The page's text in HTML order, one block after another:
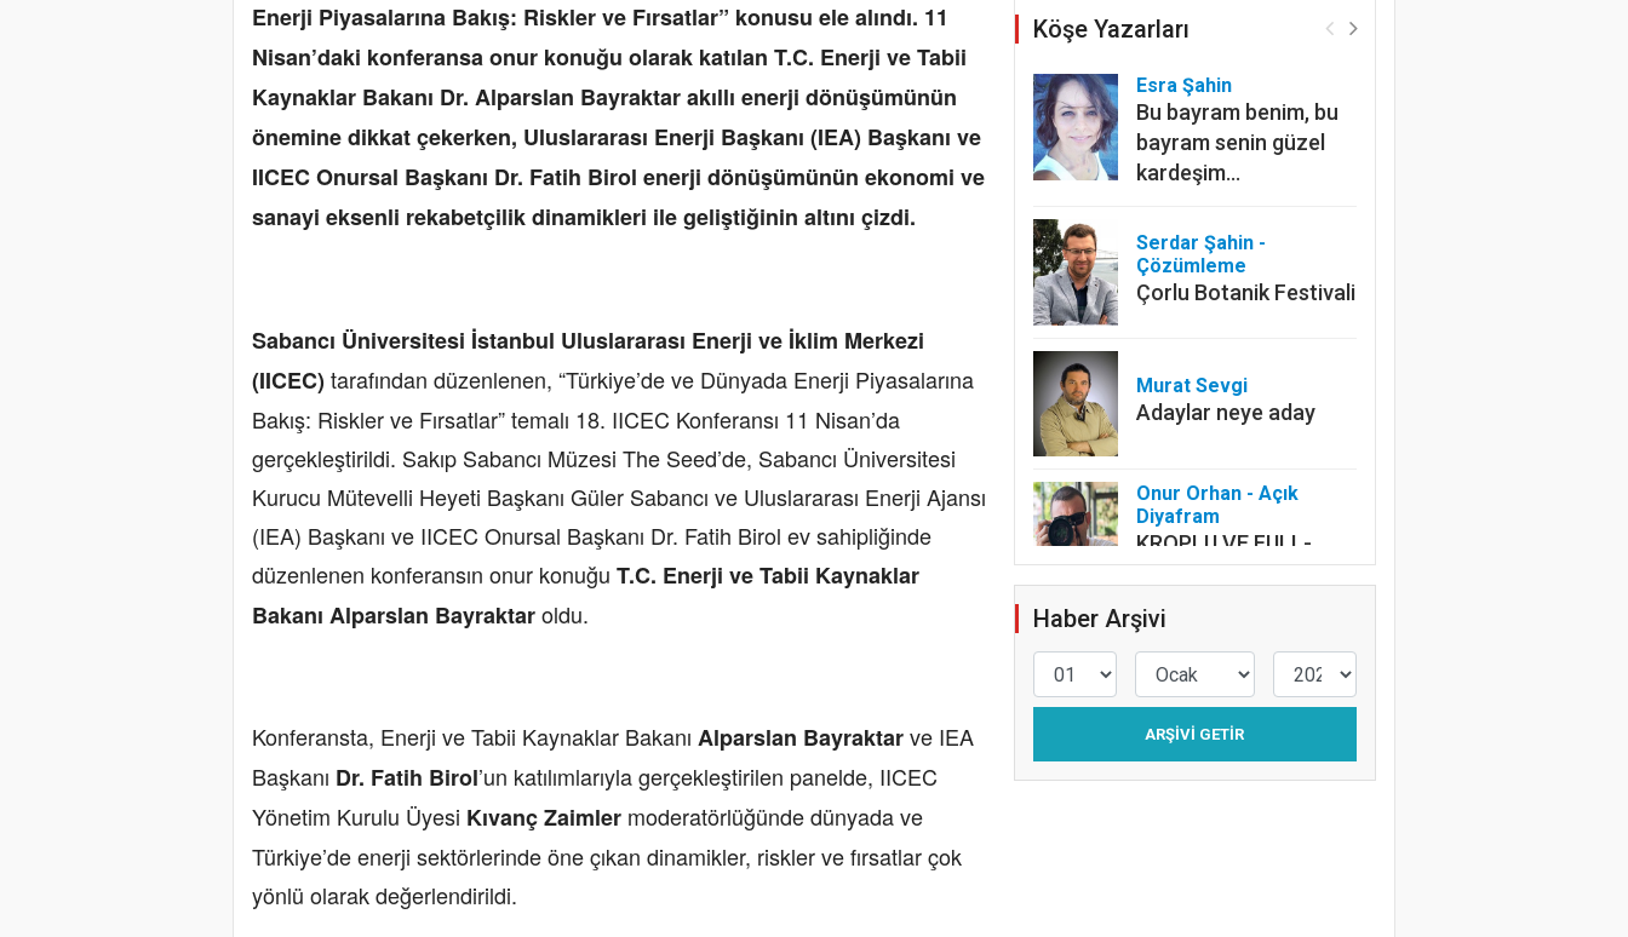
Enerji Piyasalarına Bakış: Riskler ve Fırsatlar” konusu ele alındı. 11
Nisan’daki konferansa onur konuğu olarak katılan T.C. Enerji ve Tabii
Kaynaklar Bakanı Dr. Alparslan Bayraktar akıllı enerji dönüşümünün
önemine dikkat çekerken, Uluslararası Enerji Başkanı (IEA) Başkanı ve
IICEC Onursal Başkanı Dr. Fatih Birol enerji dönüşümünün ekonomi ve
sanayi eksenli rekabetçilik dinamikleri ile geliştiğinin altını çizdi.
Sabancı Üniversitesi İstanbul Uluslararası Enerji ve İklim Merkezi
(IICEC) tarafından düzenlenen, “Türkiye’de ve Dünyada Enerji Piyasalarına
Bakış: Riskler ve Fırsatlar” temalı 18. IICEC Konferansı 11 Nisan’da
gerçekleştirildi. Sakıp Sabancı Müzesi The Seed’de, Sabancı Üniversitesi
Kurucu Mütevelli Heyeti Başkanı Güler Sabancı ve Uluslararası Enerji Ajansı
(IEA) Başkanı ve IICEC Onursal Başkanı Dr. Fatih Birol ev sahipliğinde
düzenlenen konferansın onur konuğu T.C. Enerji ve Tabii Kaynaklar
Bakanı Alparslan Bayraktaroldu.
Konferansta, Enerji ve Tabii Kaynaklar Bakanı Alparslan Bayraktarve IEA
Başkanı Dr. Fatih Birol’un katılımlarıyla gerçekleştirilen panelde, IICEC
Yönetim Kurulu Üyesi Kıvanç Zaimler moderatörlüğünde dünyada ve
Türkiye’de enerji sektörlerinde öne çıkan dinamikler, riskler ve fırsatlar çok
yönlü olarak değerlendirildi.
Köşe Yazarları
Esra Şahin
Bu bayram benim, bu
bayram senin güzel
kardeşim…
Serdar Şahin -
Çözümleme
Çorlu Botanik Festivali
Murat Sevgi
Adaylar neye aday
Onur Orhan - Açık
Diyafram
KROPLU VE FULL-
FRAME
Levent Silistre
Kafalar Karışık
Haber Arşivi
ARŞIVI GETIR